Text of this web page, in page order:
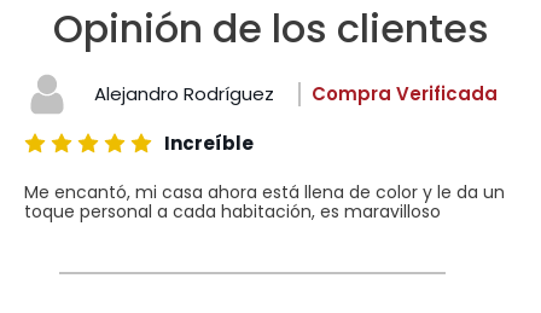
Opinión de los clientes
Alejandro Rodríguez
Compra Verificada
Increíble
Me encantó, mi casa ahora está llena de color y le da un
toque personal a cada habitación, es maravilloso